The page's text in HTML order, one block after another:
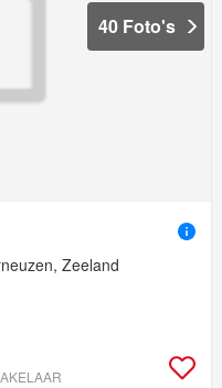
40 Foto's
Zeeland